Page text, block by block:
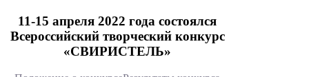
11-15 апреля 2022 года состоялся
Всероссийский творческий конкурс
«СВИРИСТЕЛЬ»